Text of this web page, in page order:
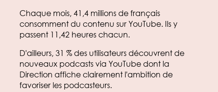
Chaque mois, 41,4 millions de français
consomment du contenu sur YouTube. Ils y
passent 11,42 heures chacun.
D'ailleurs, 31 % des utilisateurs découvrent de
nouveaux podcasts via YouTube dont la
Direction affiche clairement l'ambition de
favoriser les podcasteurs.